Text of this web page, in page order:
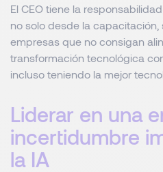
El CEO tiene la
no solo desde la capacitación,
empresas que no consigan
transformación tecnológica
incluso teniendo la mejor
Liderar en una
incertidumbre
la IA